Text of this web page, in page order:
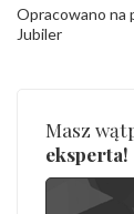
Opracowano na
Jubiler
Masz
eksperta!